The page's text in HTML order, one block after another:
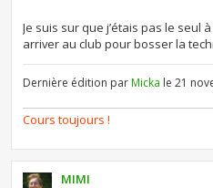
Je suis sur que j’étais pas le seul
arriver au club pour bosser la
Dernière édition parMicka le 21
Cours toujours !
MIMI